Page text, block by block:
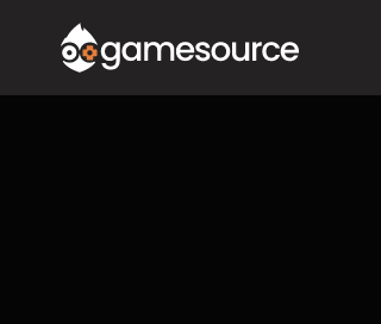
contenuto